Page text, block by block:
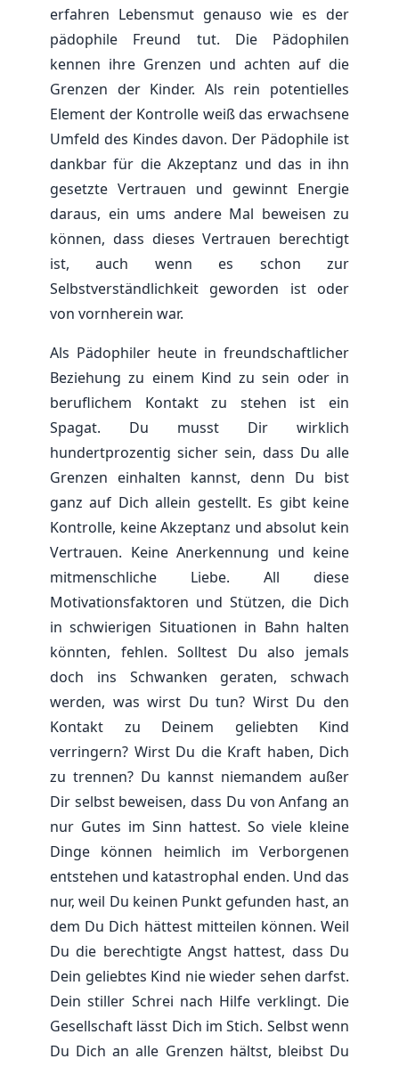
erfahren Lebensmut genauso wie es der
pädophile Freund tut. Die Pädophilen
kennen ihre Grenzen und achten auf die
Grenzen der Kinder. Als rein potentielles
Element der Kontrolle weiß das erwachsene
Umfeld des Kindes davon. Der Pädophile ist
dankbar für die Akzeptanz und das in ihn
gesetzte Vertrauen und gewinnt Energie
daraus, ein ums andere Mal beweisen zu
können, dass dieses Vertrauen berechtigt
ist, auch wenn es schon zur
Selbstverständlichkeit geworden ist oder
von vornherein war.
Als Pädophiler heute in freundschaftlicher
Beziehung zu einem Kind zu sein oder in
beruflichem Kontakt zu stehen ist ein
Spagat. Du musst Dir wirklich
hundertprozentig sicher sein, dass Du alle
Grenzen einhalten kannst, denn Du bist
ganz auf Dich allein gestellt. Es gibt keine
Kontrolle, keine Akzeptanz und absolut kein
Vertrauen. Keine Anerkennung und keine
mitmenschliche Liebe. All diese
Motivationsfaktoren und Stützen, die Dich
in schwierigen Situationen in Bahn halten
könnten, fehlen. Solltest Du also jemals
doch ins Schwanken geraten, schwach
werden, was wirst Du tun? Wirst Du den
Kontakt zu Deinem geliebten Kind
verringern? Wirst Du die Kraft haben, Dich
zu trennen? Du kannst niemandem außer
Dir selbst beweisen, dass Du von Anfang an
nur Gutes im Sinn hattest. So viele kleine
Dinge können heimlich im Verborgenen
entstehen und katastrophal enden. Und das
nur, weil Du keinen Punkt gefunden hast, an
dem Du Dich hättest mitteilen können. Weil
Du die berechtigte Angst hattest, dass Du
Dein geliebtes Kind nie wieder sehen darfst.
Dein stiller Schrei nach Hilfe verklingt. Die
Gesellschaft lässt Dich im Stich. Selbst wenn
Du Dich an alle Grenzen hältst, bleibst Du